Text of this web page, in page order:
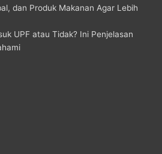
dan Produk Makanan Agar Lebih
UPF atau Tidak? Ini Penjelasan